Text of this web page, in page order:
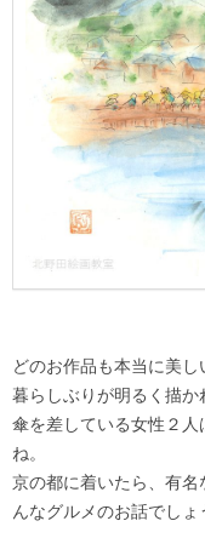
どのお作品も本当に美
暮らしぶりが明るく描か
傘を差している女性２
ね。
京の都に着いたら、有
んなグルメのお話でしょ